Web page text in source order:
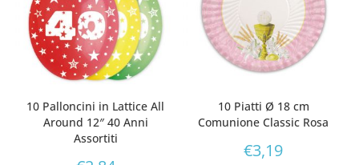
10 Palloncini in Lattice All
Around 12″ 40 Anni
Assortiti
10 Piatti Ø 18 cm
Comunione Classic Rosa
€3,19